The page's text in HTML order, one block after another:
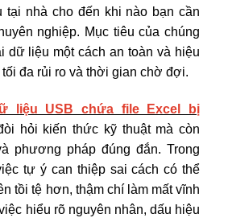
nhà cho đến khi nào bạn cần
nghiệp. Mục tiêu của chúng
dữ liệu một cách an toàn và hiệu
đa rủi ro và thời gian chờ đợi.
liệu USB chứa file Excel bị
hỏi kiến thức kỹ thuật mà còn
phương pháp đúng đắn. Trong
tự ý can thiệp sai cách có thể
tồi tệ hơn, thậm chí làm mất vĩnh
hiểu rõ nguyên nhân, dấu hiệu